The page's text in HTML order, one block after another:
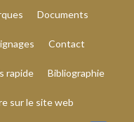
Documents
Contact
rapide Bibliographie
sur le site web